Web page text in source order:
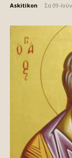
Askitikon Σα 09-